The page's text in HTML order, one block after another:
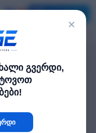
×
გვერდი,